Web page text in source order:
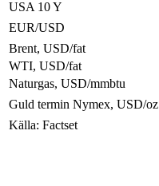
USA 10 Y
EUR/USD
Brent, USD/fat
WTI, USD/fat
Naturgas, USD/mmbtu
Guld termin Nymex, USD/oz
Källa: Factset